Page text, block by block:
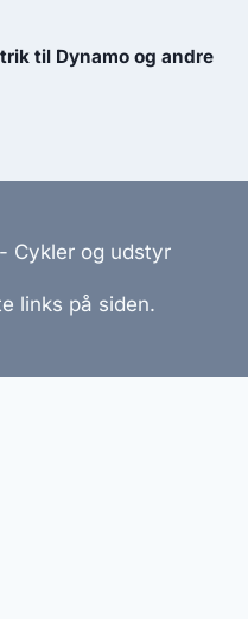
til Dynamo og andre
Cykler og udstyr
links på siden.